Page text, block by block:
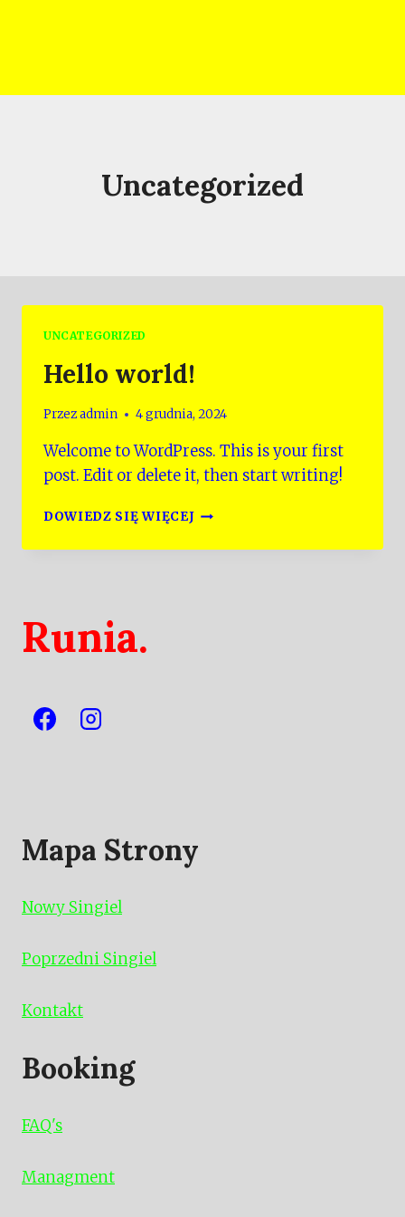
Uncategorized
UNCATEGORIZED
Hello world!
Przezadmin 4 grudnia, 2024
Welcome to WordPress. This is your first
post. Edit or delete it, then start writing!
DOWIEDZ SIĘ WIĘCEJHELLO
Runia.
Mapa Strony
Nowy Singiel
Poprzedni Singiel
Kontakt
Booking
FAQ's
Managment